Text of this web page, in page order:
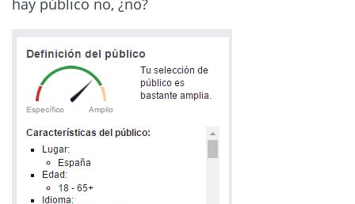
hay público no, ¿no?